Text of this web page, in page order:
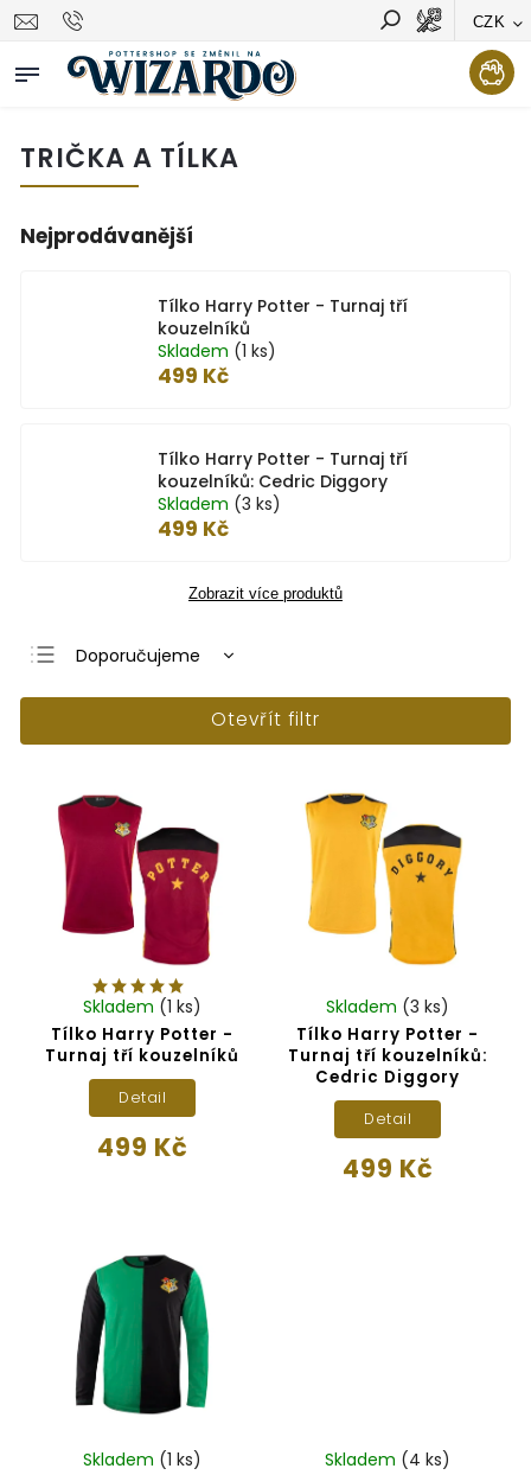
CZK
Vyhledávání Hledat
TRIČKA A TÍLKA
Nejprodávanější
Tílko Harry Potter - Turnaj tří
kouzelníků
Skladem (1 ks)
499 Kč
Tílko Harry Potter - Turnaj tří
kouzelníků: Cedric Diggory
Skladem (3 ks)
499 Kč
Zobrazit více produktů
Doporučujeme
Nejlevnější
Abecedně
Otevřít filtr
Tílko Harry Potter -
Turnaj tří kouzelníků
Skladem (1 ks)
499 Kč
Detail
Tílko Harry Potter -
Turnaj tří kouzelníků:
Cedric Diggory
Skladem (3 ks)
499 Kč
Detail
Skladem (1 ks) Skladem (4 ks)